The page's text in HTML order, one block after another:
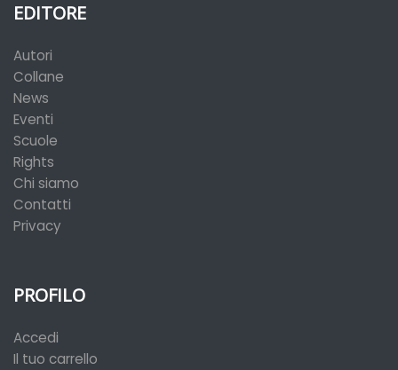
EDITORE
Autori
Collane
News
Eventi
Scuole
Rights
Chi siamo
Contatti
Privacy
PROFILO
Accedi
Il tuo carrello